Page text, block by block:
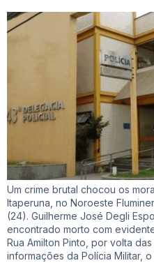
Um crime brutal chocou os
Itaperuna, no Noroeste
(24). Guilherme José Degli
encontrado morto com
Rua Amilton Pinto, por volta
informações da Polícia Militar,